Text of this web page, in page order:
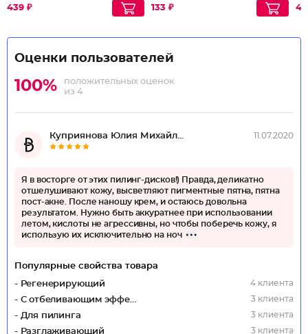
439 ₽ 133 ₽
Оценки пользователей
100%
положительных оценок
из 4
Куприянова Юлия Михайл... 11.07.2020
Я в восторге от этих пилинг-дисков!) Правда, деликатно
отшелушивают кожу, высветляют пигментные пятна, пятна
пост-акне. После наношу крем, и остаюсь довольна
результатом. Нужно быть аккуратнее при использовании
летом, кислоты не агрессивны, но чтобы поберечь кожу, я
использую их исключительно на ноч
Популярные свойства товара
- Регенерирующий
4 клиента
- С отбеливающим эффектом 3 клиента
- Для пилинга 3 клиента
- Разглаживающий 3 клиента